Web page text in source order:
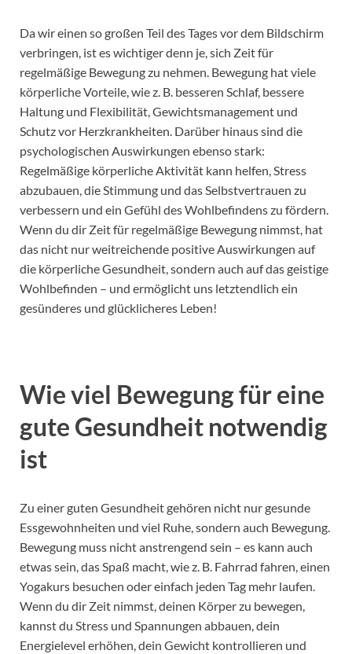
Da wir einen so großen Teil des Tages vor dem Bildschirm
verbringen, ist es wichtiger denn je, sich Zeit für
regelmäßige Bewegung zu nehmen. Bewegung hat viele
körperliche Vorteile, wie z. B. besseren Schlaf, bessere
Haltung und Flexibilität, Gewichtsmanagement und
Schutz vor Herzkrankheiten. Darüber hinaus sind die
psychologischen Auswirkungen ebenso stark:
Regelmäßige körperliche Aktivität kann helfen, Stress
abzubauen, die Stimmung und das Selbstvertrauen zu
verbessern und ein Gefühl des Wohlbefindens zu fördern.
Wenn du dir Zeit für regelmäßige Bewegung nimmst, hat
das nicht nur weitreichende positive Auswirkungen auf
die körperliche Gesundheit, sondern auch auf das geistige
Wohlbefinden – und ermöglicht uns letztendlich ein
gesünderes und glücklicheres Leben!
Wie viel Bewegung für eine
gute Gesundheit notwendig
ist
Zu einer guten Gesundheit gehören nicht nur gesunde
Essgewohnheiten und viel Ruhe, sondern auch Bewegung.
Bewegung muss nicht anstrengend sein – es kann auch
etwas sein, das Spaß macht, wie z. B. Fahrrad fahren, einen
Yogakurs besuchen oder einfach jeden Tag mehr laufen.
Wenn du dir Zeit nimmst, deinen Körper zu bewegen,
kannst du Stress und Spannungen abbauen, dein
Energielevel erhöhen, dein Gewicht kontrollieren und